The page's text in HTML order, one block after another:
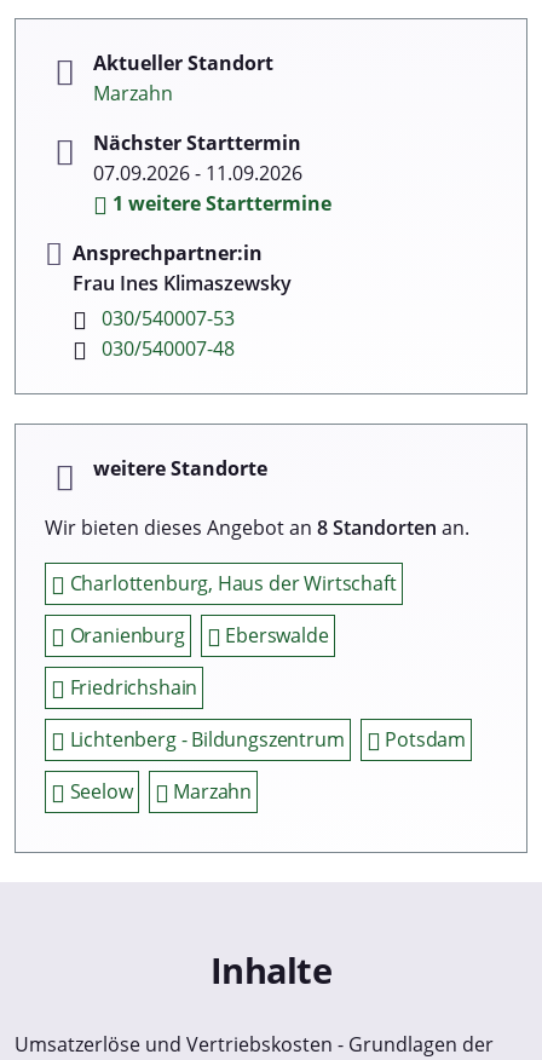
Aktueller Standort
Marzahn
Nächster Starttermin
07.09.2026 - 11.09.2026
1 weitere Starttermine
Ansprechpartner:in
Frau Ines Klimaszewsky
030/540007-53
030/540007-48
weitere Standorte
Wir bieten dieses Angebot an 8 Standorten an.
Charlottenburg, Haus der Wirtschaft
Oranienburg
Eberswalde
Friedrichshain
Lichtenberg - Bildungszentrum
Potsdam
Seelow
Marzahn
Inhalte
Umsatzerlöse und Vertriebskosten - Grundlagen der